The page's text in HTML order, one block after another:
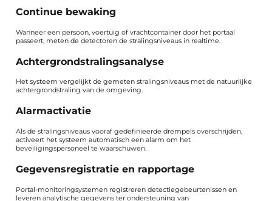
Continue bewaking
Wanneer een persoon, voertuig of vrachtcontainer door het portaal
passeert, meten de detectoren de stralingsniveaus in realtime.
Achtergrondstralingsanalyse
Het systeem vergelijkt de gemeten stralingsniveaus met de natuurlijke
achtergrondstraling van de omgeving.
Alarmactivatie
Als de stralingsniveaus vooraf gedefinieerde drempels overschrijden,
activeert het systeem automatisch een alarm om het
beveiligingspersoneel te waarschuwen.
Gegevensregistratie en rapportage
Portal-monitoringsystemen registreren detectiegebeurtenissen en
leveren analytische gegevens ter ondersteuning van